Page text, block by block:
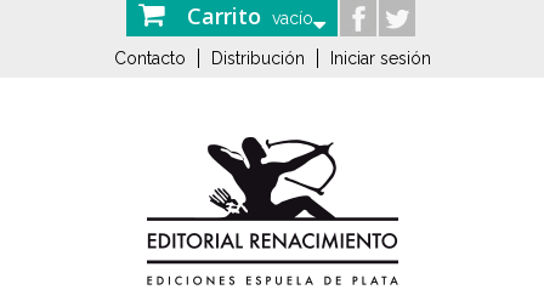
Carrito vacío
Contacto Distribución Iniciar sesión